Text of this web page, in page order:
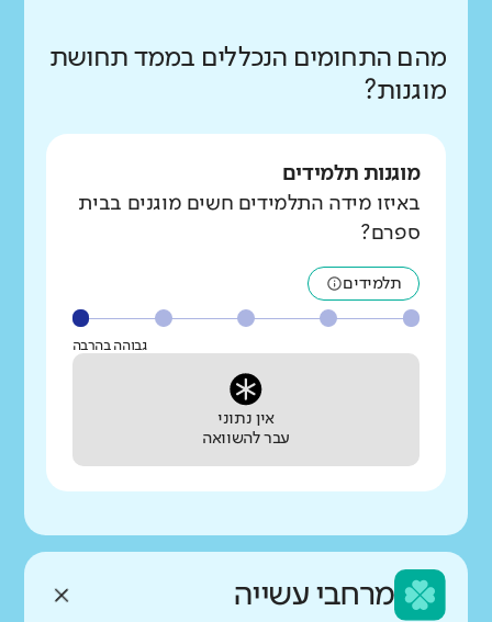
מהם התחומים הנכללים בממד תחושת
מוגנות?
מוגנות תלמידים
באיזו מידה התלמידים חשים מוגנים בבית
ספרם?
תלמידים
גבוהה בהרבה
אין נתוני
עבר להשוואה
מרחבי עשייה